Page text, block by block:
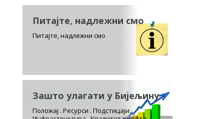
Питајте, надлежни смо
Питајте, надлежни смо
Зашто улагати у Бијељину
Положај . Ресурси . Подстицаји